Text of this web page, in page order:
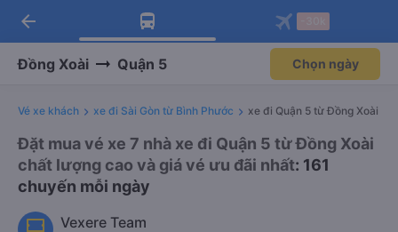
Tải app Vexere ngay!
Nhận ưu đãi thành viên độc
Mở app
Tải app Vexere
-30k/ghế khi đặt vé máy bay qua
Mở app
arrow_back
Đồng Xoài Quận 5 Chọn ngày
Vé xe khách xe đi Sài Gòn từ Bình Phước xe đi Quận 5 từ Đồng Xoài
Đặt mua vé xe 7 nhà xe đi Quận 5 từ Đồng Xoài
chất lượng cao và giá vé ưu đãi nhất: 161
chuyến mỗi ngày
Vexere Team